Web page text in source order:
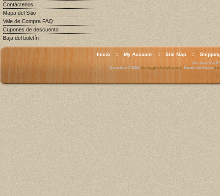
Contáctenos
Mapa del Sitio
Vale de Compra FAQ
Cupones de descuento
Baja del boletín
Inicio :: My Account :: Site Map ::
Su dirección IP
Derechos © 2026 thetoggleclampfactory. Tienda Software: